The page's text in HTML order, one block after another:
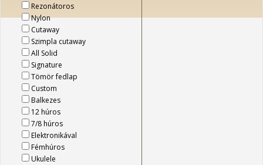
Rezonátoros
Nylon
Cutaway
Szimpla cutaway
All Solid
Signature
Tömör fedlap
Custom
Balkezes
12 húros
7/8 húros
Elektronikával
Fémhúros
Ukulele